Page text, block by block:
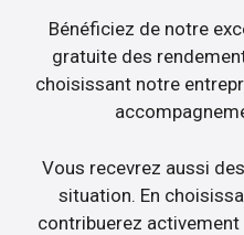
Bénéficiez de notre
gratuite des
choisissant notre
Vous recevrez aussi
situation. En
contribuerez